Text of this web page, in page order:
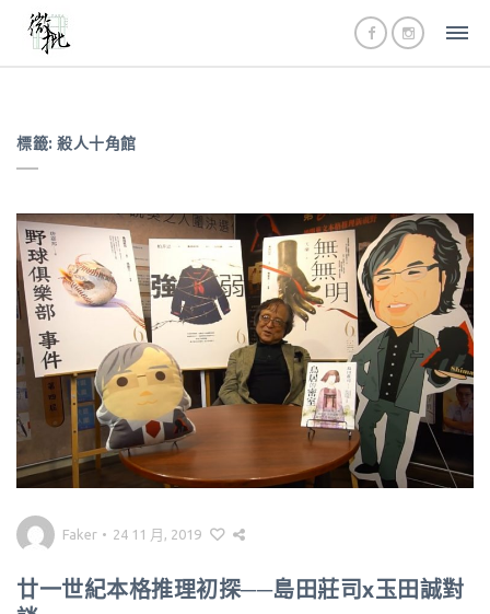
標籤: 殺人十角館
Faker • 24 11 月, 2019
廿一世紀本格推理初探──島田莊司x玉田誠對